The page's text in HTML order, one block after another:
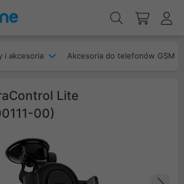
i akcesoria Akcesoria do telefonów GSM
Lite
00)